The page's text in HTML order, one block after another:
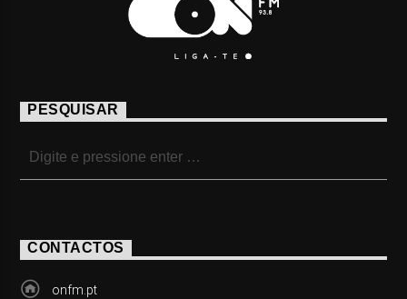
PESQUISAR
CONTACTOS
onfm.pt